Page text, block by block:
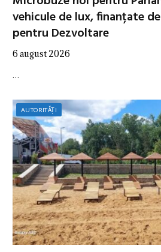
vehicule de lux, finanțate
pentru Dezvoltare
6 august 2026
…
AUTORITĂȚI